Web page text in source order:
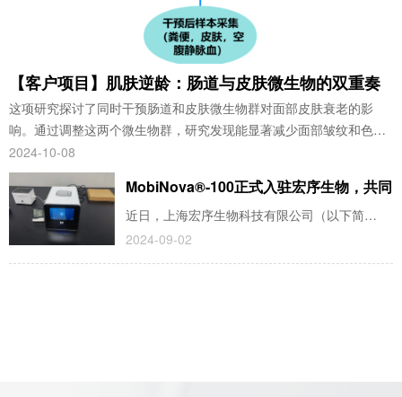
【客户项目】肌肤逆龄：肠道与皮肤微生物的双重奏
这项研究探讨了同时干预肠道和皮肤微生物群对面部皮肤衰老的影
响。通过调整这两个微生物群，研究发现能显著减少面部皱纹和色
斑，改善皮肤弹性和水分含量。该研究为抗衰老护肤品和疗法的开发
提供了新的视角，强调了肠道与皮肤健康的紧密联系。
2024-10-08
MobiNova®-100正式入驻宏序生物，共同
扬帆新征途
近日，上海宏序生物科技有限公司（以下简
称“宏序生物”）与墨卓生物科技（浙江）有限公
生物作为一站式、全方位科研服务和系统解决方
2024-09-02